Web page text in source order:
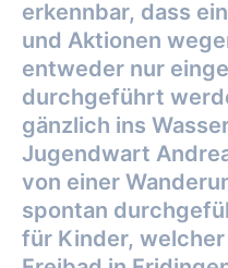
erkennbar, dass
und Aktionen
entweder nur
durchgeführt
gänzlich ins
Jugendwart
von einer
spontan
für Kinder, welcher